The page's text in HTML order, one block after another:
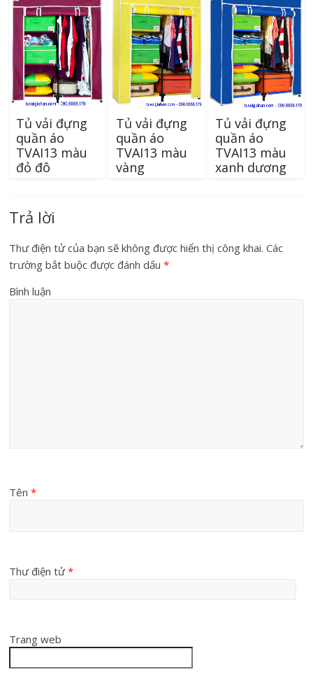
Tủ vải đựng
quần áo
TVAI13 màu
đỏ đô
Tủ vải đựng
quần áo
TVAI13 màu
vàng
Tủ vải đựng
quần áo
TVAI13 màu
xanh dương
Trả lời
Thư điện tử của bạn sẽ không được hiển thị công khai. Các
trường bắt buộc được đánh dấu*
Bình luận
Tên*
Thư điện tử*
Trang web